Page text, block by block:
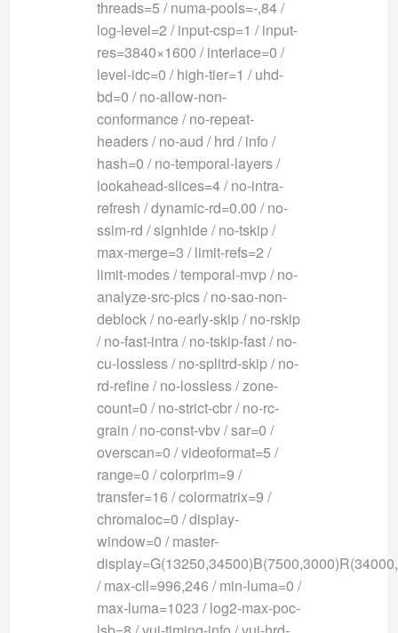
threads=5 / numa-pools=-,84 /
log-level=2 / input-csp=1 / input-
res=3840×1600 / interlace=0 /
level-idc=0 / high-tier=1 / uhd-
bd=0 / no-allow-non-
conformance / no-repeat-
headers / no-aud / hrd / info /
hash=0 / no-temporal-layers /
lookahead-slices=4 / no-intra-
refresh / dynamic-rd=0.00 / no-
ssim-rd / signhide / no-tskip /
max-merge=3 / limit-refs=2 /
limit-modes / temporal-mvp / no-
analyze-src-pics / no-sao-non-
deblock / no-early-skip / no-rskip
/ no-fast-intra / no-tskip-fast / no-
cu-lossless / no-splitrd-skip / no-
rd-refine / no-lossless / zone-
count=0 / no-strict-cbr / no-rc-
grain / no-const-vbv / sar=0 /
overscan=0 / videoformat=5 /
range=0 / colorprim=9 /
transfer=16 / colormatrix=9 /
chromaloc=0 / display-
window=0 / master-
/ max-cll=996,246 / min-luma=0 /
max-luma=1023 / log2-max-poc-